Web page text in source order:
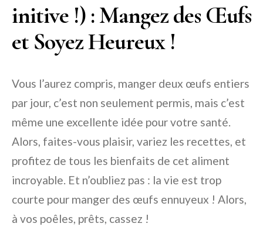
initive !) : Mangez des Œufs
et Soyez Heureux !
Vous l’aurez compris, manger deux œufs entiers
par jour, c’est non seulement permis, mais c’est
même une excellente idée pour votre santé.
Alors, faites-vous plaisir, variez les recettes, et
profitez de tous les bienfaits de cet aliment
incroyable. Et n’oubliez pas : la vie est trop
courte pour manger des œufs ennuyeux ! Alors,
à vos poêles, prêts, cassez !